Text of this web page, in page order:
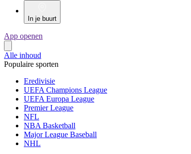
In je buurt
App openen
Alle inhoud
Populaire sporten
Eredivisie
UEFA Champions League
UEFA Europa League
Premier League
NFL
NBA Basketball
Major League Baseball
NHL